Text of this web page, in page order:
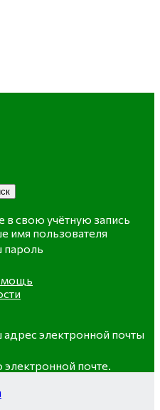
свою учётную запись
имя пользователя
пароль
электронной почты
почте.